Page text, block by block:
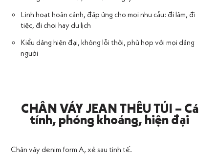
Linh hoạt hoàn cảnh, đáp ứng cho mọi nhu cầu: đi làm, đi
tiệc, đi chơi hay du lịch
Kiểu dáng hiện đại, không lỗi thời, phù hợp với mọi dáng
người
CHÂN VÁY JEAN THÊU TÚI – Cá
tính, phóng khoáng, hiện đại
Chân váy denim form A, xẻ sau tinh tế.